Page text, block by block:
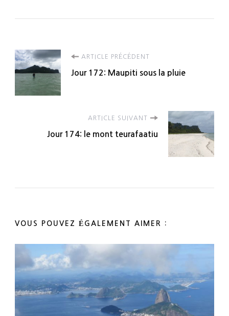
Navigation
d'article
ARTICLE PRÉCÉDENT
Jour 172: Maupiti sous la pluie
ARTICLE SUIVANT
Jour 174: le mont teurafaatiu
VOUS POUVEZ ÉGALEMENT AIMER :